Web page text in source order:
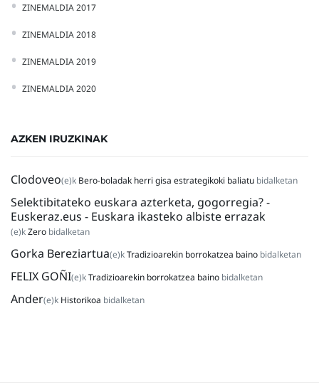
ZINEMALDIA 2017
ZINEMALDIA 2018
ZINEMALDIA 2019
ZINEMALDIA 2020
AZKEN IRUZKINAK
Clodoveo(e)k Bero-boladak herri gisa estrategikoki baliatu bidalketan
Selektibitateko euskara azterketa, gogorregia? -
Euskeraz.eus - Euskara ikasteko albiste errazak
(e)kZero bidalketan
Gorka Bereziartua(e)kTradizioarekin borrokatzea baino bidalketan
FELIX GOÑI(e)kTradizioarekin borrokatzea baino bidalketan
Ander(e)k Historikoa bidalketan